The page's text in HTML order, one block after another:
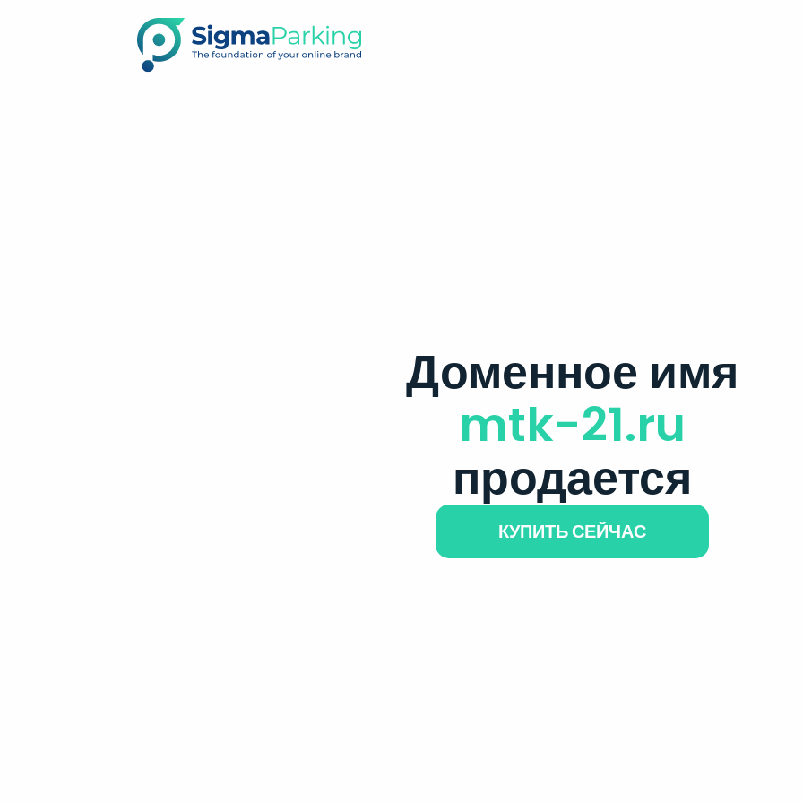
Доменное имя
mtk-21.ru
продается
КУПИТЬ СЕЙЧАС